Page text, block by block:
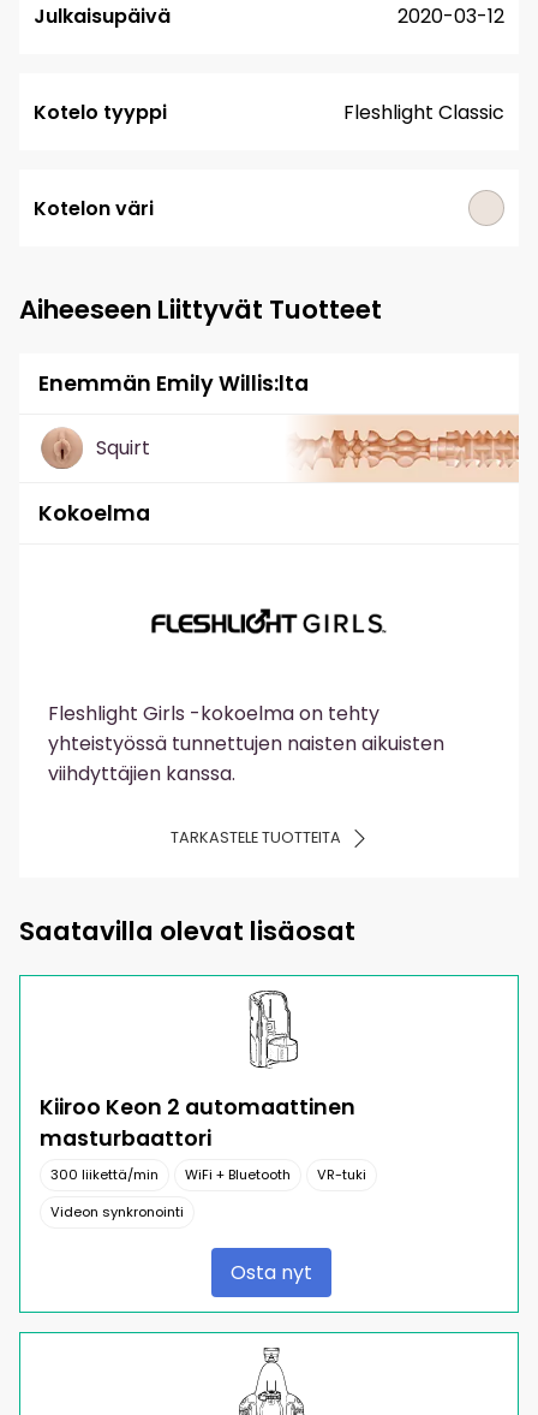
Julkaisupäivä 2020-03-12
Kotelo tyyppi Fleshlight Classic
Kotelon väri
Aiheeseen Liittyvät Tuotteet
Enemmän Emily Willis:lta
Squirt
Kokoelma
Fleshlight Girls -kokoelma on tehty
yhteistyössä tunnettujen naisten aikuisten
viihdyttäjien kanssa.
TARKASTELE TUOTTEITA
Saatavilla olevat lisäosat
Kiiroo Keon 2 automaattinen
masturbaattori
300 liikettä/min WiFi + Bluetooth
VR-tuki
Videon synkronointi
Osta nyt